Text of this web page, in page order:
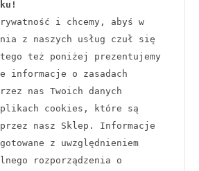
i chcemy, abyś w
z naszych usług czuł się
też poniżej prezentujemy
informacje o zasadach
nas Twoich danych
plikach cookies, które są
przez nasz Sklep. Informacje
z uwzględnieniem
rozporządzenia o